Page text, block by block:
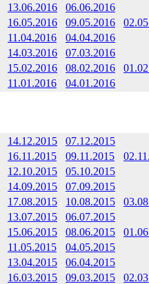
13.06.2016
06.06.2016
16.05.2016 09.05.2016
11.04.2016
04.04.2016
14.03.2016
07.03.2016
15.02.2016 08.02.2016
11.01.2016 04.01.2016
14.12.2015
07.12.2015
16.11.2015 09.11.2015
12.10.2015
05.10.2015
14.09.2015
07.09.2015
17.08.2015 10.08.2015
13.07.2015
06.07.2015
15.06.2015 08.06.2015
11.05.2015
04.05.2015
13.04.2015
06.04.2015
16.03.2015 09.03.2015